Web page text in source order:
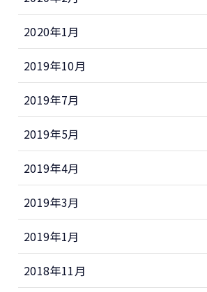
2020年1月
2019年10月
2019年7月
2019年5月
2019年4月
2019年3月
2019年1月
2018年11月